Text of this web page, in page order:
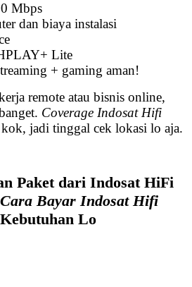
Mbps
dan biaya instalasi
Lite
+ gaming aman!
remote atau bisnis online,
Coverage Indosat Hifi
jadi tinggal cek lokasi lo aja.
Paket dari Indosat HiFi
Cara Bayar Indosat Hifi
Lo